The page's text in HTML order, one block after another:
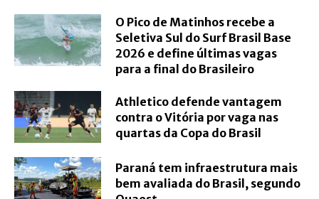
O Pico de Matinhos recebe a
Seletiva Sul do Surf Brasil Base
2026 e define últimas vagas
para a final do Brasileiro
Athletico defende vantagem
contra o Vitória por vaga nas
quartas da Copa do Brasil
Paraná tem infraestrutura mais
bem avaliada do Brasil, segundo